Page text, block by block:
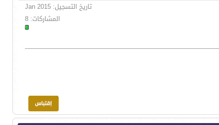
تاريخ التسجيل: Jan 2015
المشاركات: 8